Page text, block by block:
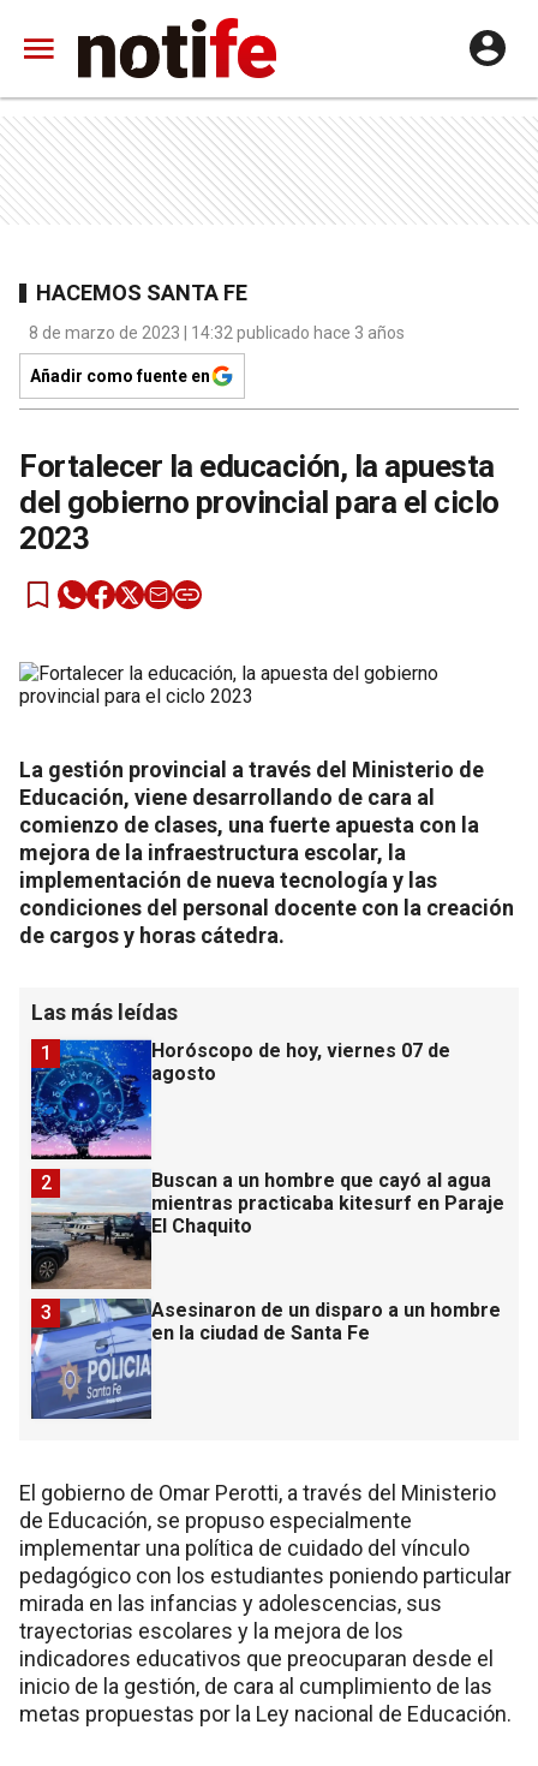
HACEMOS SANTA FE
8 de marzo de 2023 | 14:32 publicado hace 3 años
Añadir como fuente en
Fortalecer la educación, la apuesta
del gobierno provincial para el ciclo
2023
La gestión provincial a través del Ministerio de
Educación, viene desarrollando de cara al
comienzo de clases, una fuerte apuesta con la
mejora de la infraestructura escolar, la
implementación de nueva tecnología y las
condiciones del personal docente con la creación
de cargos y horas cátedra.
Las más leídas
Horóscopo de hoy, viernes 07 de
agosto
1
Buscan a un hombre que cayó al agua
mientras practicaba kitesurf en Paraje
El Chaquito
2
Asesinaron de un disparo a un hombre
en la ciudad de Santa Fe
3
El gobierno de Omar Perotti, a través del Ministerio
de Educación, se propuso especialmente
implementar una política de cuidado del vínculo
pedagógico con los estudiantes poniendo particular
mirada en las infancias y adolescencias, sus
trayectorias escolares y la mejora de los
indicadores educativos que preocuparan desde el
inicio de la gestión, de cara al cumplimiento de las
metas propuestas por la Ley nacional de Educación.